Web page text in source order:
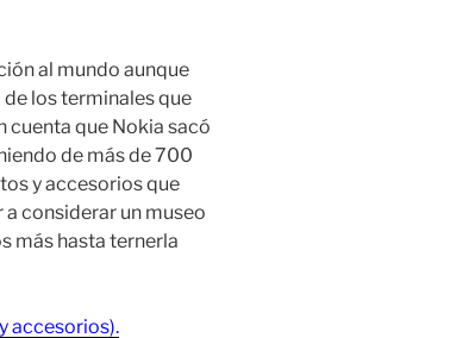
al mundo aunque
los terminales que
cuenta que Nokia sacó
de más de 700
y accesorios que
considerar un museo
más hasta ternerla
accesorios).